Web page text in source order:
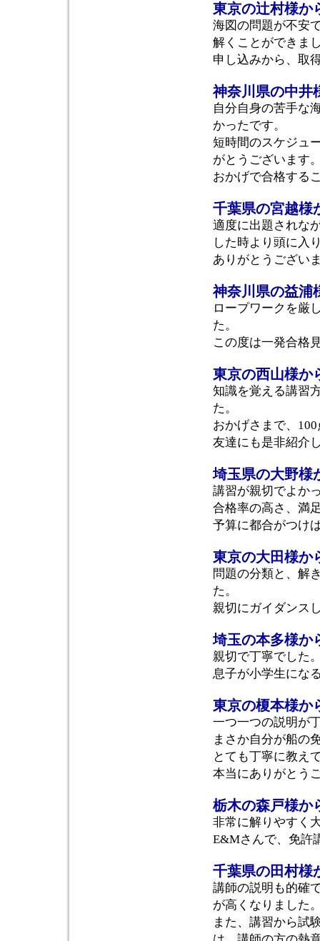
東京の辻村様
海図の問題が不安
解くことができま
申し込みから、取
神奈川県の中
自分自身の苦手な
かったです。
短時間のスケジュ
がとうございます
おかげで合格する
千葉県の宮越様
適度に出題されな
した時より頭に入
ありがとうござい
神奈川県の益浦
ロープワークを厳
た。
この度は一発合格
東京の西山様
知識を覚える講習
た。
おかげさまで、
友達にも是非紹介
埼玉県の大野
講習が親切でよか
合格率の高さ、満
予算に都合がつけ
東京の大田様
問題の分類と、解
た。
親切にガイダンス
埼玉の本多様
親切で丁寧でした
息子が小学生にな
東京の榎本様
一つ一つの説明が
まさか自分が船の
とても丁寧に教え
本当にありがとう
栃木の森戸様
非常に解りやすく
E&Mさんで、免許
千葉県の田村
講師の説明も的確
が高くなりました
また、講習から試